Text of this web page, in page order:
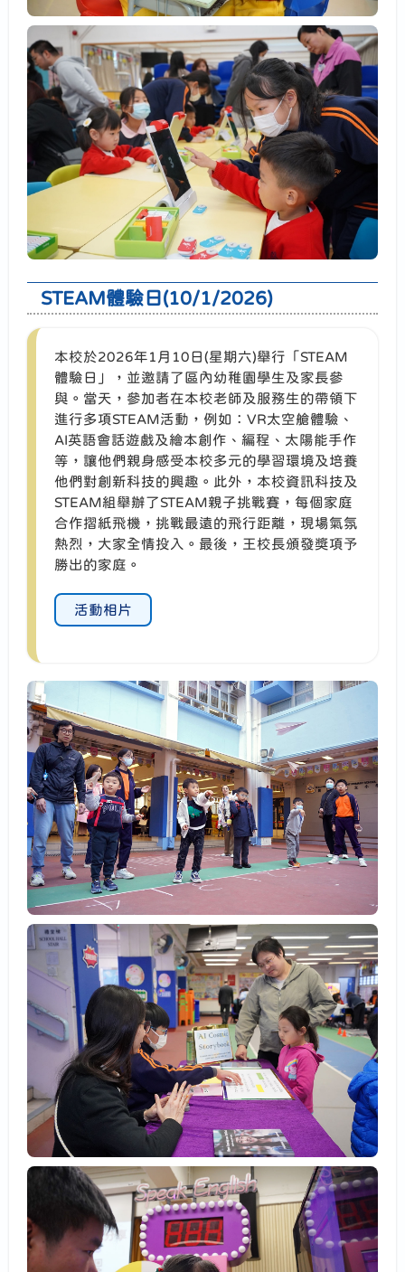
STEAM體驗日(10/1/2026)
本校於2026年1月10日(星期六)舉行「STEAM
體驗日」，並邀請了區內幼稚園學生及家長參
與。當天，參加者在本校老師及服務生的帶領下
進行多項STEAM活動，例如：VR太空艙體驗、
AI英語會話遊戲及繪本創作、編程、太陽能手作
等，讓他們親身感受本校多元的學習環境及培養
他們對創新科技的興趣。此外，本校資訊科技及
STEAM組舉辦了STEAM親子挑戰賽，每個家庭
合作摺紙飛機，挑戰最遠的飛行距離，現場氣氛
熱烈，大家全情投入。最後，王校長頒發獎項予
勝出的家庭。
活動相片